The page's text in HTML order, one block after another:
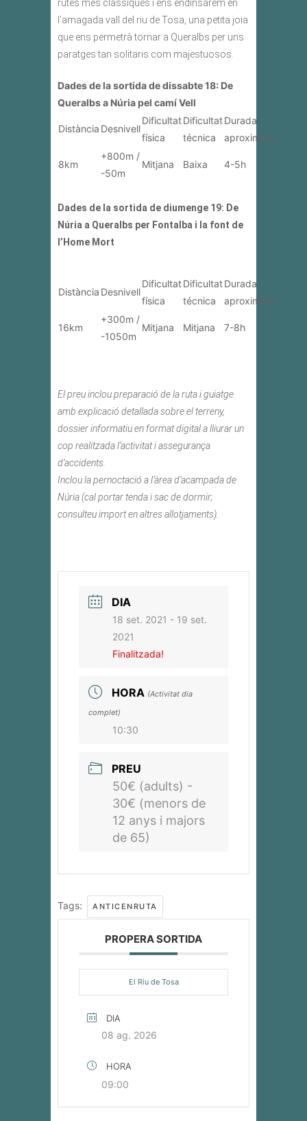
rutes més clàssiques i ens endinsarem en
l’amagada vall del riu de Tosa, una petita joia
que ens permetrà tornar a Queralbs per uns
paratges tan solitaris com majestuosos.
Dades de la sortida de dissabte 18: De
Queralbs a Núria pel camí Vell
Distància Desnivell
Dificultat
física
Dificultat
técnica
Durada
aproximada
8km
+800m /
-50m
Mitjana Baixa 4-5h
Dades de la sortida de diumenge 19: De
Núria a Queralbs per Fontalba i la font de
l’Home Mort
Distància Desnivell
Dificultat
física
Dificultat
técnica
Durada
aproximada
16km
+300m /
-1050m
Mitjana Mitjana 7-8h
El preu inclou preparació de la ruta i guiatge
amb explicació detallada sobre el terreny,
dossier informatiu en format digital a lliurar un
cop realitzada l’activitat i assegurança
d’accidents.
Inclou la pernoctació a l’àrea d’acampada de
Núria (cal portar tenda i sac de dormir;
consulteu import en altres allotjaments).
DIA
18 set. 2021 - 19 set.
2021
Finalitzada!
HORA (Activitat dia
complet)
10:30
PREU
50€ (adults) -
30€ (menors de
12 anys i majors
de 65)
Tags: ANTICENRUTA
PROPERA SORTIDA
El Riu de Tosa
DIA
08 ag. 2026
HORA
09:00